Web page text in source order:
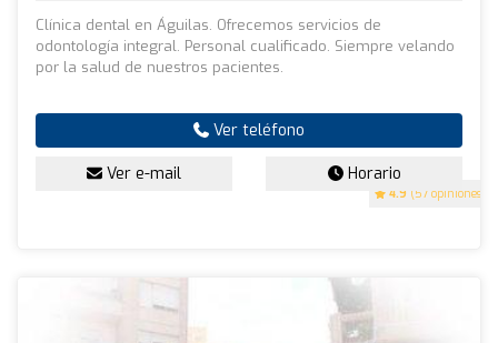
4.9 (57 opiniones)
Clínica dental en Águilas. Ofrecemos servicios de
odontología integral. Personal cualificado. Siempre velando
por la salud de nuestros pacientes.
Ver teléfono
Ver e-mail Horario